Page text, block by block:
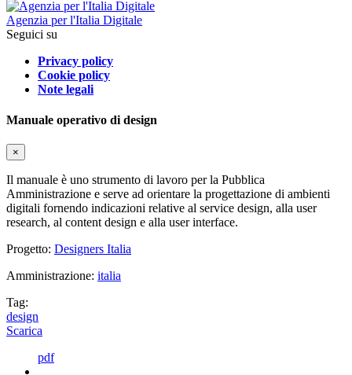
Agenzia per l'Italia Digitale
Seguici su
Privacy policy
Cookie policy
Note legali
Manuale operativo di design
×
Il manuale è uno strumento di lavoro per la Pubblica
Amministrazione e serve ad orientare la progettazione di ambienti
digitali fornendo indicazioni relative al service design, alla user
research, al content design e alla user interface.
Progetto: Designers Italia
Amministrazione: italia
Tag:
design
Scarica
pdf